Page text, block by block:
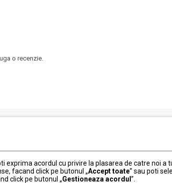
exprima acordul cu privire la plasarea de catre noi a
facand click pe butonul „Accept toate” sau poti
click pe butonul „Gestioneaza acordul ”.
o recenzie.
Politica de Confidentialitate
Termeni si conditii